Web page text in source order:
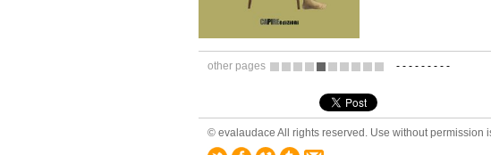
other pages - - - - - - - - -
© evalaudace All rights reserved. Use without permission